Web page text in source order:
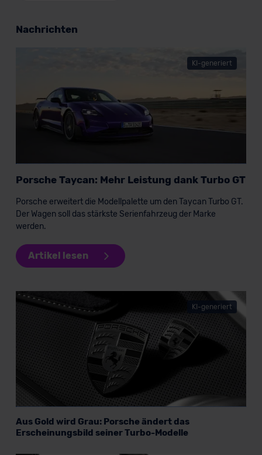
Nachrichten
KI-generiert
Porsche Taycan: Mehr Leistung dank Turbo GT
Porsche erweitert die Modellpalette um den Taycan Turbo GT.
Der Wagen soll das stärkste Serienfahrzeug der Marke
werden.
Artikel lesen
KI-generiert
Aus Gold wird Grau: Porsche ändert das
Erscheinungsbild seiner Turbo-Modelle